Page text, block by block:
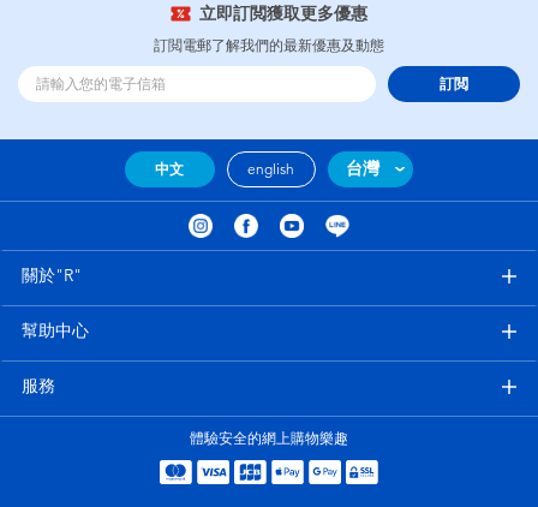
立即訂閲獲取更多優惠
訂閲電郵了解我們的最新優惠及動態
訂閲
中文 english 台灣
關於"R"
幫助中心
服務
體驗安全的網上購物樂趣